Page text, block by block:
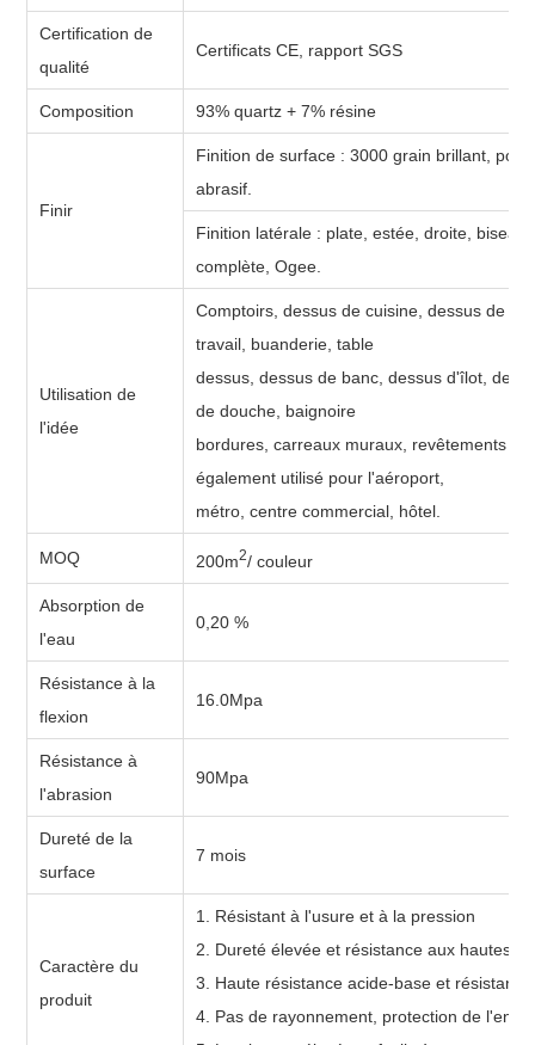
Certification de
qualité
Certificats CE, rapport SGS
Composition 93% quartz + 7% résine
Finir
Finition de surface : 3000 grain brillant, poli,
abrasif.
Finition latérale : plate, estée, droite,
complète, Ogee.
Utilisation de
l'idée
Comptoirs, dessus de cuisine, dessus de
travail, buanderie, table
dessus, dessus de banc, dessus d'îlot,
de douche, baignoire
bordures, carreaux muraux, revêtements
également utilisé pour l'aéroport,
métro, centre commercial, hôtel.
MOQ 200m2/ couleur
Absorption de
l'eau
0,20 %
Résistance à la
flexion
16.0Mpa
Résistance à
l'abrasion
90Mpa
Dureté de la
surface
7 mois
Caractère du
produit
1. Résistant à l'usure et à la pression
2. Dureté élevée et résistance aux hautes
3. Haute résistance acide-base et
4. Pas de rayonnement, protection de